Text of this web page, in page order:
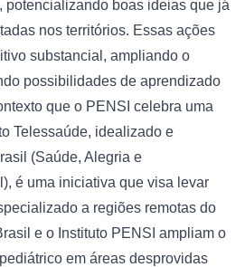
potencializando boas ideias que já
nos territórios. Essas ações
substancial, ampliando o
possibilidades de aprendizado
que o PENSI celebra uma
Telessaúde, idealizado e
(Saúde, Alegria e
é uma iniciativa que visa levar
a regiões remotas do
e o Instituto PENSI ampliam o
em áreas desprovidas